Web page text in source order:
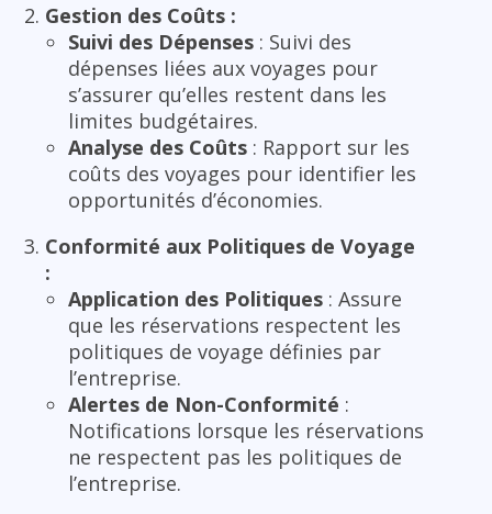
Gestion des Coûts :
Suivi des Dépenses : Suivi des
dépenses liées aux voyages pour
s’assurer qu’elles restent dans les
limites budgétaires.
Analyse des Coûts : Rapport sur les
coûts des voyages pour identifier les
opportunités d’économies.
Conformité aux Politiques de Voyage
:
Application des Politiques : Assure
que les réservations respectent les
politiques de voyage définies par
l’entreprise.
Alertes de Non-Conformité :
Notifications lorsque les réservations
ne respectent pas les politiques de
l’entreprise.